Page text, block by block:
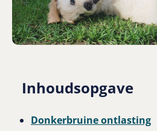
Inhoudsopgave
Donkerbruine ontlasting